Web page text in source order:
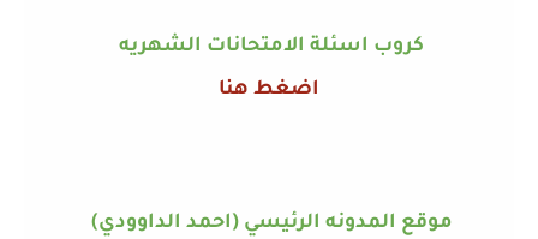
كروب اسئلة الامتحانات الشهريه
اضغط هنا
موقع المدونه الرئيسي (احمد الداوودي)